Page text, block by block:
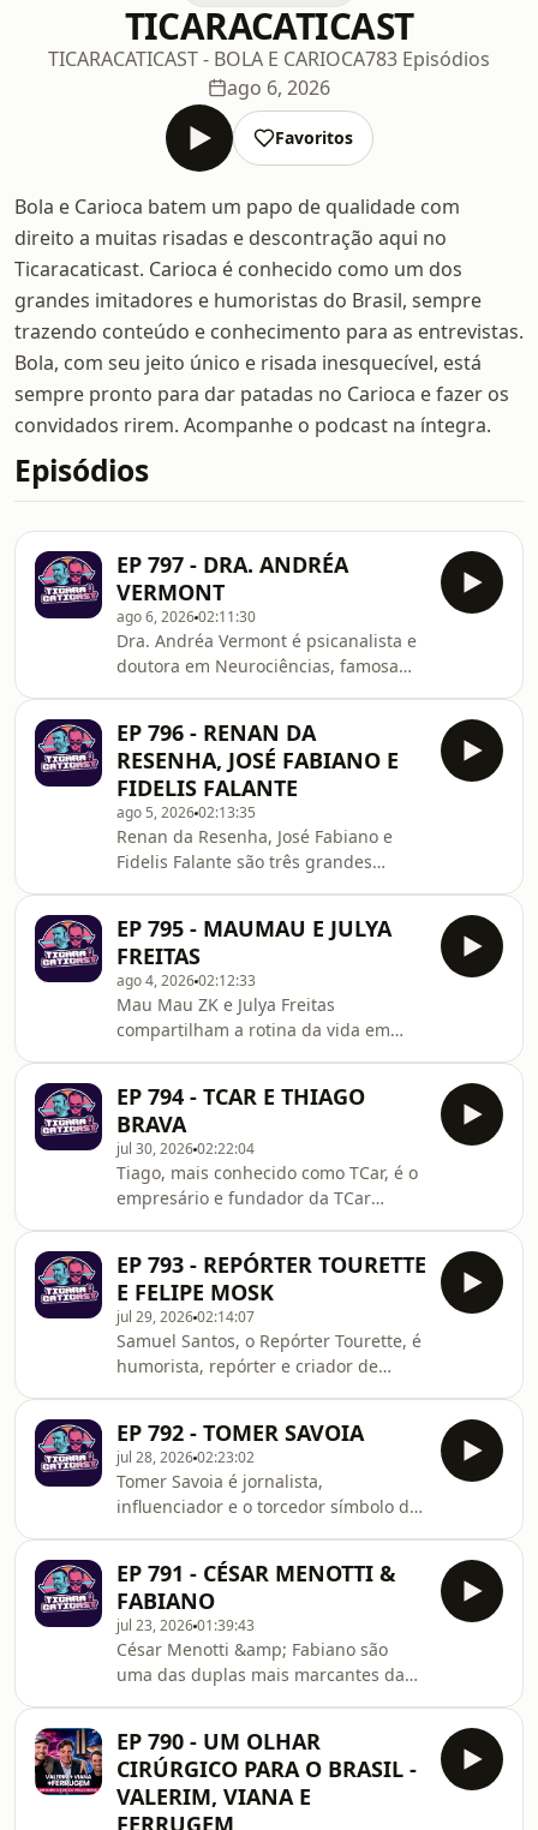
TICARACATICAST
TICARACATICAST - BOLA E CARIOCA783 Episódios
ago 6, 2026
Favoritos
Bola e Carioca batem um papo de qualidade com
direito a muitas risadas e descontração aqui no
Ticaracaticast. Carioca é conhecido como um dos
grandes imitadores e humoristas do Brasil, sempre
trazendo conteúdo e conhecimento para as entrevistas.
Bola, com seu jeito único e risada inesquecível, está
sempre pronto para dar patadas no Carioca e fazer os
convidados rirem. Acompanhe o podcast na íntegra.
Episódios
EP 797 - DRA. ANDRÉA
VERMONT
ago 6, 202602:11:30
Dra. Andréa Vermont é psicanalista e
doutora em Neurociências, famosa
sólida bagagem corporativa e
acadêmica, ela inspira milhões de
pessoas através de livros, palestras e
cursos focados no desenvolvimento
emocional.
EP 796 - RENAN DA
RESENHA, JOSÉ FABIANO E
FIDELIS FALANTE
ago 5, 202602:13:35
Renan da Resenha, José Fabiano e
Fidelis Falante são três grandes
com esquetes criativas, personagens
marcantes e situações do cotidiano.
Juntos, compartilham suas trajetórias
e os bastidores da comédia que faz
sucesso em todo o Brasil.
EP 795 - MAUMAU E JULYA
FREITAS
ago 4, 202602:12:33
Mau Mau ZK e Julya Freitas
compartilham a rotina da vida em
bastidores da carreira nas redes
sociais. Juntos, conquistam milhões
de seguidores com conteúdos que
unem humor, lifestyle e momentos do
dia a dia.
EP 794 - TCAR E THIAGO
BRAVA
jul 30, 202602:22:04
Tiago, mais conhecido como TCar, é o
empresário e fundador da TCar
carros e motorista e se tornou uma
das principais referências do
mercado de veículos importados e de
luxo nas redes sociais.Thiago Brava é
cantor e compositor, conhecido por
misturar sertanejo com influências do
pop, funk e arrocha. Dono de grandes
sucessos, ele conquistou o público
após trocar a ca
EP 793 - REPÓRTER TOURETTE
E FELIPE MOSK
jul 29, 202602:14:07
Samuel Santos, o Repórter Tourette, é
humorista, repórter e criador de
Síndrome de Tourette em entrevistas
cheias de autenticidade.Felipe Mosk é
humorista, comediante de stand-up,
roteirista e produtor. Com um humor
baseado em histórias reais e
situações do cotidiano, ele também
esta a frente do projeto Na Budega.
EP 792 - TOMER SAVOIA
jul 28, 202602:23:02
Tomer Savoia é jornalista,
influenciador e o torcedor símbolo da
viralizou nas Copas do Mundo e
conquistou milhões de visualizações
mostrando a cultura das
arquibancadas e a paixão pelo
futebol.
EP 791 - CÉSAR MENOTTI &
FABIANO
jul 23, 202601:39:43
César Menotti &amp; Fabiano são
uma das duplas mais marcantes da
no Brasil. Com mais de duas décadas
de carreira, acumulam grandes
sucessos, um Latin Grammy e seguem
EP 790 - UM OLHAR
CIRÚRGICO PARA O BRASIL -
VALERIM, VIANA E
FERRUGEM